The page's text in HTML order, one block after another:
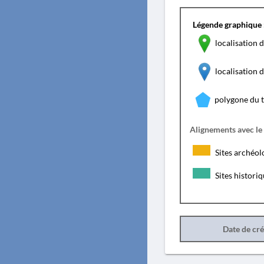
Légende graphique
localisation
localisation
polygone du
Alignements avec
Sites
Sites
Date de